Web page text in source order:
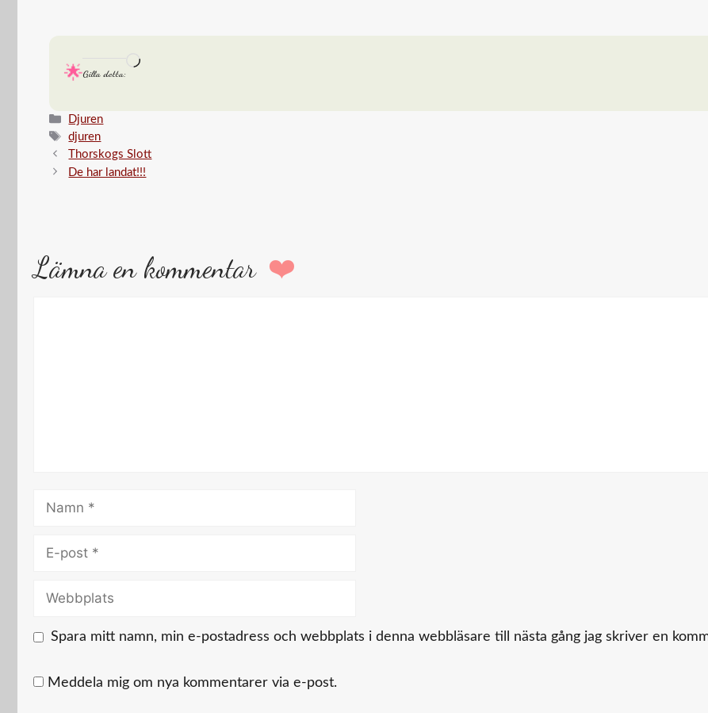
Gilla detta:
Laddar
Kategorier
Djuren
Etiketter
djuren
Thorskogs Slott
De har landat!!!
Lämna en kommentar
Namn
Webbplats
Spara mitt namn, min e-postadress och webbplats i denna webbläsare till nästa gång jag skriver en
Meddela mig om nya kommentarer via e-post.